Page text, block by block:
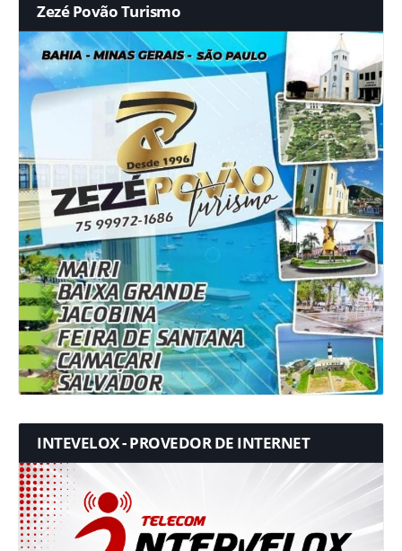
Zezé Povão Turismo
INTEVELOX - PROVEDOR DE INTERNET